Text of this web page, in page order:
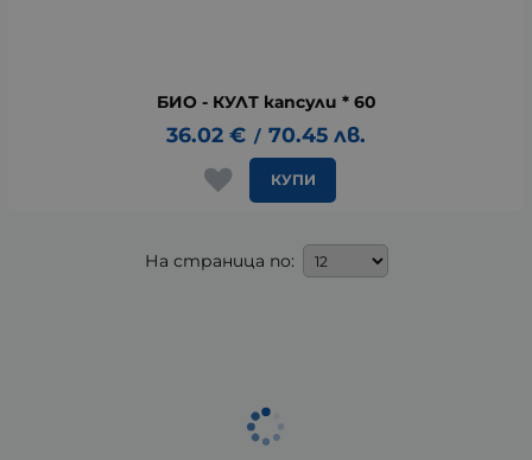
БИО - КУЛТ капсули * 60
36.02 € / 70.45 лв.
КУПИ
На страница по: